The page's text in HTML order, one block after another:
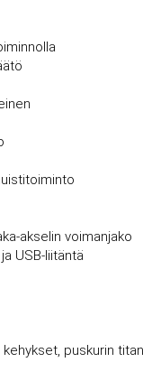
akselin voimanjako
USB-liitäntä
puskurin